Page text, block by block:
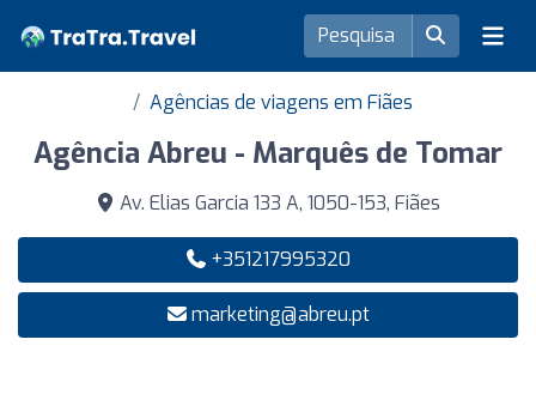
Agências de viagens em Fiães
Agência Abreu - Marquês de Tomar
Av. Elias Garcia 133 A, 1050-153, Fiães
+351217995320
marketing@abreu.pt